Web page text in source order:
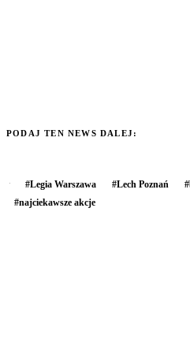
PODAJ TEN NEWS DALEJ:
#Legia Warszawa #Lech Poznań #
#najciekawsze akcje